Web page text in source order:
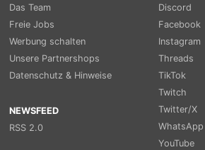
Das Team
Freie Jobs
Werbung schalten
Unsere Partnershops
Datenschutz & Hinweise
NEWSFEED
RSS 2.0
Discord
Facebook
Instagram
Threads
TikTok
Twitch
Twitter/X
WhatsApp
YouTube